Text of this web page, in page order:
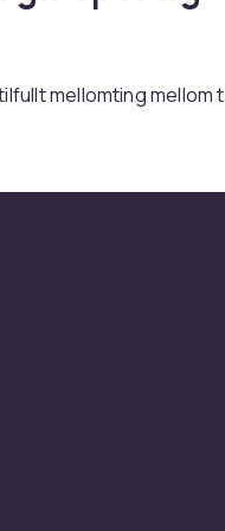
mellomting mellom
enn vanlig jersey.
og tennis. Bomull-